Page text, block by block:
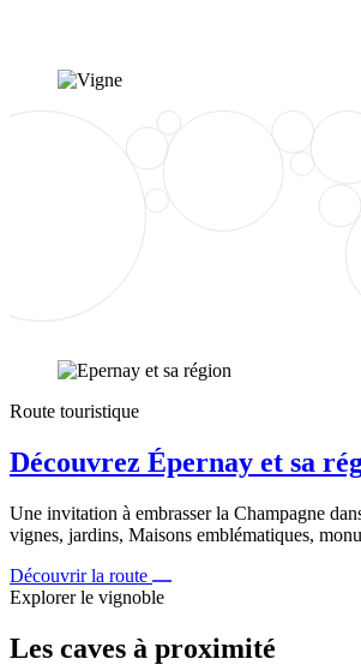
Route touristique
Découvrez Épernay et sa
Une invitation à embrasser la Champagne
vignes, jardins, Maisons emblématiques,
Découvrir la route
Explorer le vignoble
Les caves à proximité